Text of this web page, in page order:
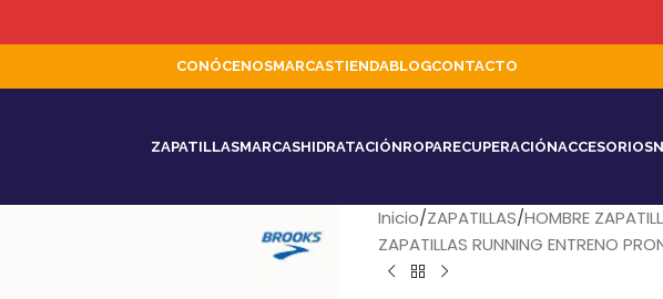
CONÓCENOSMARCASTIENDABLOGCONTACTO
ZAPATILLASMARCASHIDRATACIÓNROPARECUPERACIÓNACCESORIOS
Inicio ZAPATILLAS HOMBRE
ZAPATILLAS RUNNING ENTRENO